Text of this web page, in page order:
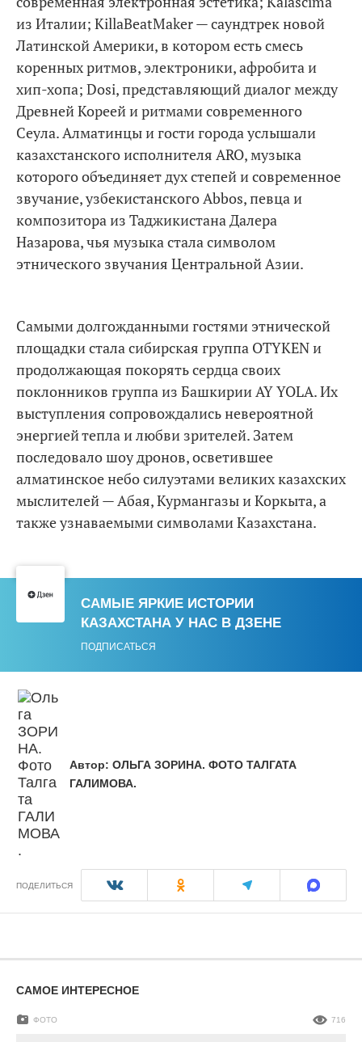
из Италии; KillaBeatMaker — саундтрек новой
Латинской Америки, в котором есть смесь
коренных ритмов, электроники, афробита и
хип-хопа; Dosi, представляющий диалог между
Древней Кореей и ритмами современного
Сеула. Алматинцы и гости города услышали
казахстанского исполнителя ARO, музыка
которого объединяет дух степей и современное
звучание, узбекистанского Abbos, певца и
композитора из Таджикистана Далера
Назарова, чья музыка стала символом
этнического звучания Центральной Азии.
Самыми долгожданными гостями этнической
площадки стала сибирская группа OTYKEN и
продолжающая покорять сердца своих
поклонников группа из Башкирии AY YOLA. Их
выступления сопровождались невероятной
энергией тепла и любви зрителей. Затем
последовало шоу дронов, осветившее
алматинское небо силуэтами великих казахских
мыслителей — Абая, Курмангазы и Коркыта, а
также узнаваемыми символами Казахстана.
САМЫЕ ЯРКИЕ ИСТОРИИ
КАЗАХСТАНА У НАС В ДЗЕНЕ
ПОДПИСАТЬСЯ
Автор: ОЛЬГА ЗОРИНА. ФОТО ТАЛГАТА
ГАЛИМОВА.
ПОДЕЛИТЬСЯ
САМОЕ ИНТЕРЕСНОЕ
ФОТО 716